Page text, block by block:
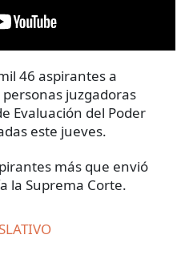
46 aspirantes a
juzgadoras
Evaluación del Poder
este jueves.
más que envió
la Suprema Corte.